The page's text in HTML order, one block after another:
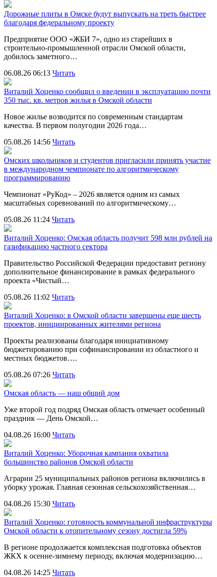
Дорожные плиты в Омске будут выпускать на треть быстрее
благодаря федеральному проекту
Предприятие ООО «ЖБИ 7», одно из старейших в
строительно‑промышленной отрасли Омской области,
добилось заметного…
06.08.26 06:13 Читать
Виталий Хоценко сообщил о введении в эксплуатацию почти
350 тыс. кв. метров жилья в Омской области
Новое жилье возводится по современным стандартам
качества. В первом полугодии 2026 года…
05.08.26 14:56 Читать
Омских школьников и студентов пригласили принять участие
в международном чемпионате по алгоритмическому
программированию
Чемпионат «РуКод» – 2026 является одним из самых
масштабных соревнований по алгоритмическому…
05.08.26 11:24 Читать
Виталий Хоценко: Омская область получит 598 млн рублей на
газификацию частного сектора
Правительство Российской Федерации предоставит региону
дополнительное финансирование в рамках федерального
проекта «Чистый…
05.08.26 11:02 Читать
Виталий Хоценко: в Омской области завершены еще шесть
проектов, инициированных жителями региона
Проекты реализованы благодаря инициативному
бюджетированию при софинансировании из областного и
местных бюджетов….
05.08.26 07:26 Читать
Омская область — наш общий дом
Уже второй год подряд Омская область отмечает особенный
праздник — День Омской…
04.08.26 16:00 Читать
Виталий Хоценко: Уборочная кампания охватила
большинство районов Омской области
Аграрии 25 муниципальных районов региона включились в
уборку урожая. Главная сезонная сельскохозяйственная…
04.08.26 15:30 Читать
Виталий Хоценко: готовность коммунальной инфраструктуры
Омской области к отопительному сезону достигла 59%
В регионе продолжается комплексная подготовка объектов
ЖКХ к осенне-зимнему периоду, включая модернизацию…
04.08.26 14:25 Читать